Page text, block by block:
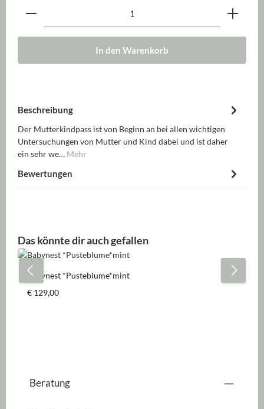
Produkt Anzahl: Gib den gewünschten Wert ein
In den Warenkorb
Beschreibung
Der Mutterkindpass ist von Beginn an bei allen wichtigen
Untersuchungen von Mutter und Kind dabei und ist daher
ein sehr we… Mehr
Bewertungen
Produktgalerie überspringen
Das könnte dir auch gefallen
Babynest *Pusteblume*mint
Regulärer Preis:
€ 129,00
Beratung